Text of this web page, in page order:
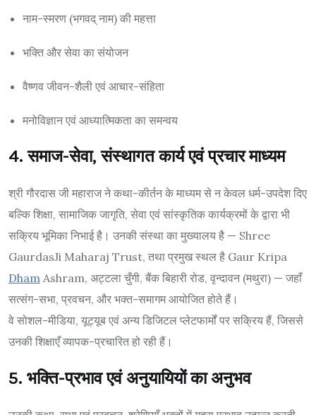
नाम-स्मरण (भगवद् नाम) की महत्ता
भक्ति और सेवा का संयोजन
वैष्णव जीवन-शैली एवं आचार-संहिता
मनोविज्ञान एवं आध्यात्मिकता का समन्वय
4. समाज-सेवा, संस्थागत कार्य एवं प्रचार माध्यम
श्री गौरदास जी महाराज ने कथा-कीर्तन के माध्यम से न केवल धर्म-उपदेश दिए
बल्कि शिक्षा, सामाजिक जागृति, सेवा एवं सांस्कृतिक कार्यक्रमों के द्वारा भी
सक्रिय भूमिका निभाई है। उनकी संस्था का मुख्यालय है — Shree
GaurdasJi Maharaj Trust, तथा प्रमुख स्थल है Gaur Kripa
Dham Ashram, अट्टला चुँगी, बैंक बिहारी रोड, वृन्दावन (मथुरा) — जहाँ
सत्संग-सभा, प्रवचन, और भक्त-समागम आयोजित होते हैं।
वे सोशल-मीडिया, यूट्यूब एवं अन्य डिजिटल प्लेटफार्मों पर सक्रिय हैं, जिससे
उनकी शिक्षाएँ व्यापक-प्रचारित हो रही हैं।
5. भक्ति-प्रभाव एवं अनुयायियों का अनुभव